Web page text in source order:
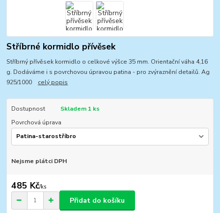
Stříbrné kormidlo přívěsek
Stříbrný přívěsek kormidlo o celkové výšce 35 mm. Orientační váha 4,16
g. Dodáváme i s povrchovou úpravou patina - pro zvýraznění detailů. Ag
925/1000 celý popis
Dostupnost
Skladem 1 ks
Povrchová úprava
Nejsme plátci DPH
485 Kč/ks
Přidat do košíku